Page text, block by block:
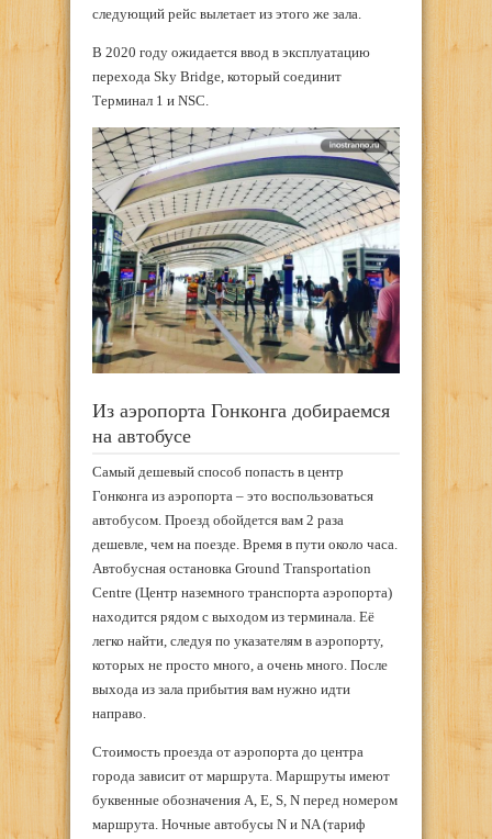
следующий рейс вылетает из этого же зала.
В 2020 году ожидается ввод в эксплуатацию
перехода Sky Bridge, который соединит
Терминал 1 и NSC.
Из аэропорта Гонконга добираемся
на автобусе
Самый дешевый способ попасть в центр
Гонконга из аэропорта – это воспользоваться
автобусом. Проезд обойдется вам 2 раза
дешевле, чем на поезде. Время в пути около часа.
Автобусная остановка Ground Transportation
Centre (Центр наземного транспорта аэропорта)
находится рядом с выходом из терминала. Её
легко найти, следуя по указателям в аэропорту,
которых не просто много, а очень много. После
выхода из зала прибытия вам нужно идти
направо.
Стоимость проезда от аэропорта до центра
города зависит от маршрута. Маршруты имеют
буквенные обозначения A, E, S, N перед номером
маршрута. Ночные автобусы N и NA (тариф